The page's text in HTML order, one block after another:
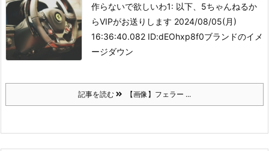
作らないで欲しいわ1: 以下、5ちゃんねるか
らVIPがお送りします 2024/08/05(月)
16:36:40.082 ID:dEOhxp8f0ブランドのイメ
ージダウン
記事を読む 【画像】フェラー ...